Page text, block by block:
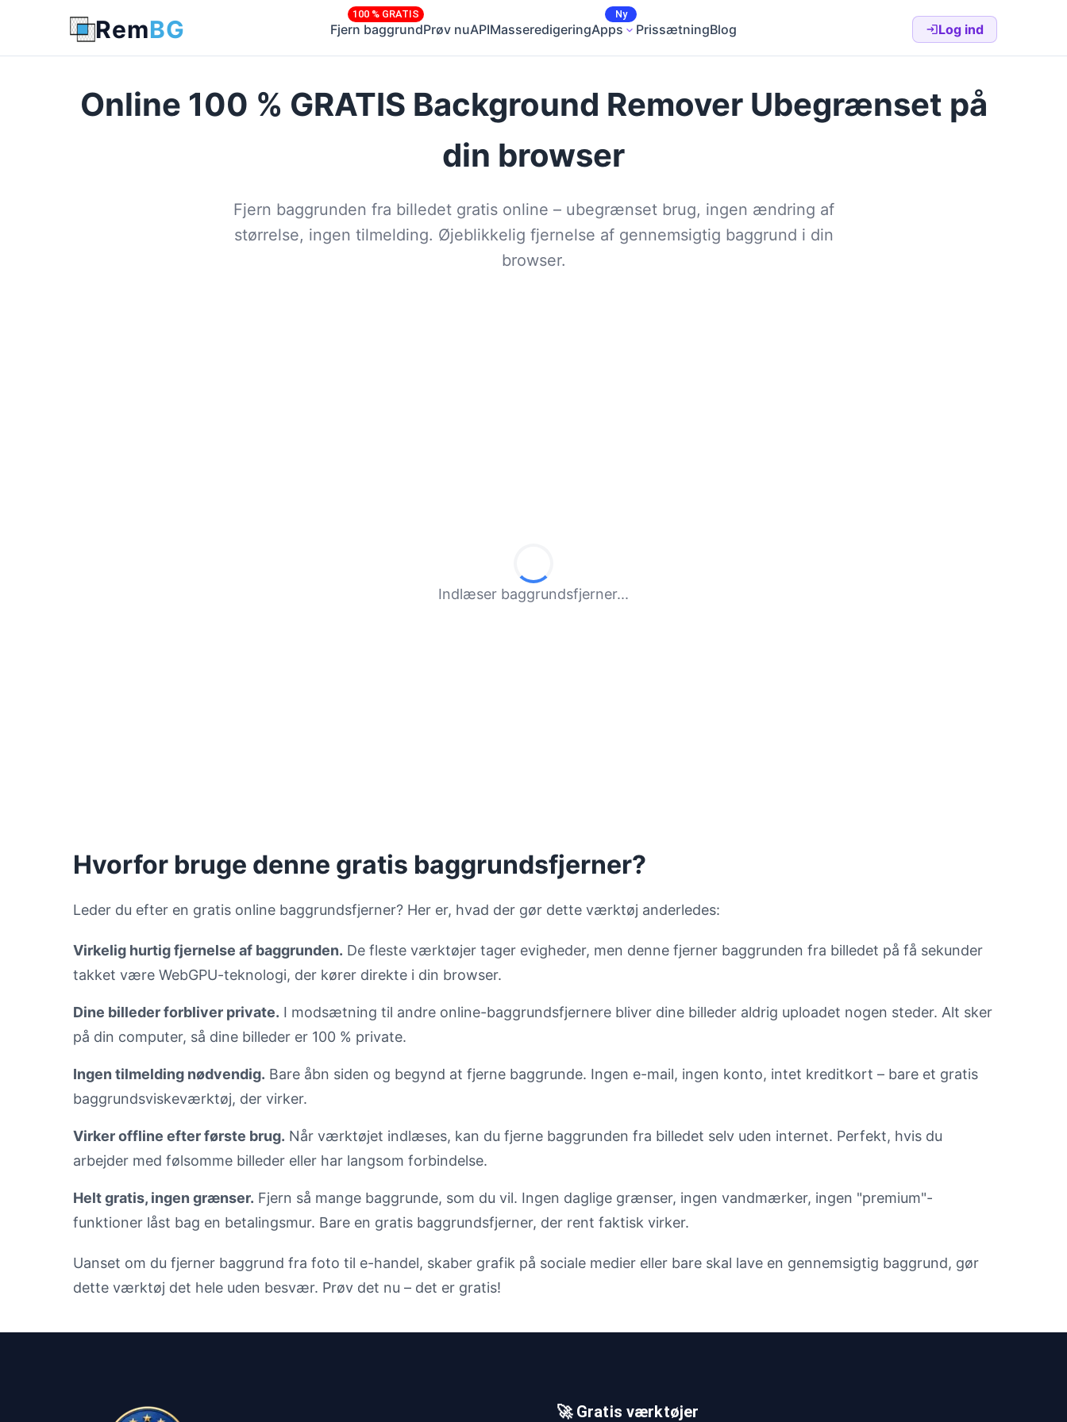
RemBG Fjern baggrund
100 % GRATIS
Prøv nuAPIMasseredigeringApps
Ny
PrissætningBlog Log ind
Online 100 % GRATIS Background Remover Ubegrænset på
din browser
Fjern baggrunden fra billedet gratis online – ubegrænset brug, ingen ændring af
størrelse, ingen tilmelding. Øjeblikkelig fjernelse af gennemsigtig baggrund i din
browser.
Indlæser baggrundsfjerner...
Hvorfor bruge denne gratis baggrundsfjerner?
Leder du efter en gratis online baggrundsfjerner? Her er, hvad der gør dette værktøj anderledes:
Virkelig hurtig fjernelse af baggrunden. De fleste værktøjer tager evigheder, men denne fjerner baggrunden fra billedet på få sekunder
takket være WebGPU-teknologi, der kører direkte i din browser.
Dine billeder forbliver private. I modsætning til andre online-baggrundsfjernere bliver dine billeder aldrig uploadet nogen steder. Alt sker
på din computer, så dine billeder er 100 % private.
Ingen tilmelding nødvendig. Bare åbn siden og begynd at fjerne baggrunde. Ingen e-mail, ingen konto, intet kreditkort – bare et gratis
baggrundsviskeværktøj, der virker.
Virker offline efter første brug. Når værktøjet indlæses, kan du fjerne baggrunden fra billedet selv uden internet. Perfekt, hvis du
arbejder med følsomme billeder eller har langsom forbindelse.
Helt gratis, ingen grænser. Fjern så mange baggrunde, som du vil. Ingen daglige grænser, ingen vandmærker, ingen "premium"-
funktioner låst bag en betalingsmur. Bare en gratis baggrundsfjerner, der rent faktisk virker.
Uanset om du fjerner baggrund fra foto til e-handel, skaber grafik på sociale medier eller bare skal lave en gennemsigtig baggrund, gør
dette værktøj det hele uden besvær. Prøv det nu – det er gratis!
🚀 Gratis værktøjer